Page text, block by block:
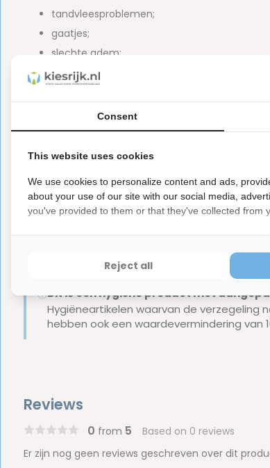
tandvleesproblemen;
gaatjes;
slechte adem;
ontstekingen aan het kaakbot.
Weet je niet welke maat tandenrager je moet
borsteldikte 4,0 mm
ⓘDit is een hygiëne product met
Hygiëneartikelen waarvan de verzegeling
hebben ook een waardevermindering van
Reviews
0 from 5
Based on 0 reviews
Er zijn nog geen reviews geschreven over dit
Consent
This website uses cookies
We use cookies to personalize content and ads,
about your use of our site with our social media,
you've provided to them or that they've collected from
Reject all